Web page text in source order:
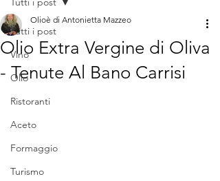
Tutti i post
Vino
Olio
Ristoranti
Aceto
Formaggio
Turismo
Olio Extra Vergine di Oliva
- Tenute Al Bano Carrisi
Olioè di Antonietta Mazzeo